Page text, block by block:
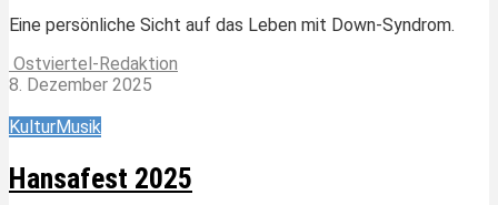
Eine persönliche Sicht auf das Leben mit Down-Syndrom.
Ostviertel-Redaktion
8. Dezember 2025
KulturMusik
Hansafest 2025